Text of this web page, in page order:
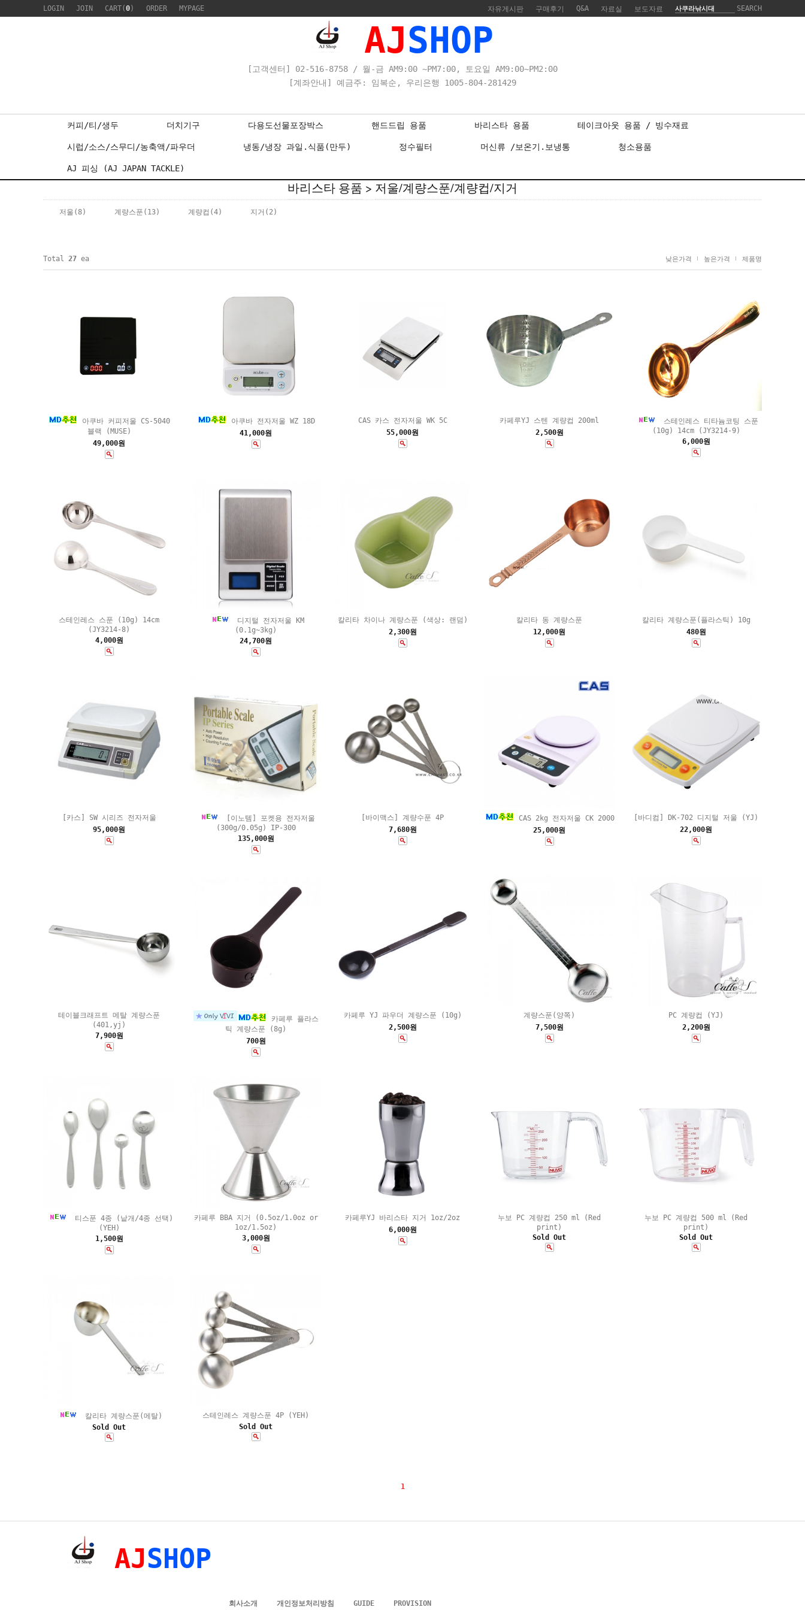
LOGIN JOIN CART(0) ORDER MYPAGE 자유게시판 구매후기 Q&A 자료실 보도자료 SEARCH
AJSHOP
[고객센터] 02-516-8758 / 월-금 AM9:00 ~PM7:00, 토요일 AM9:00~PM2:00
[계좌안내] 예금주: 임복순, 우리은행 1005-804-281429
커피/티/생두 더치기구 다용도선물포장박스 핸드드립 용품 바리스타 용품 테이크아웃 용품 / 빙수재료
시럽/소스/스무디/농축액/파우더 냉동/냉장 과일.식품(만두) 정수필터 머신류 /보온기.보냉통 청소용품
AJ 피싱 (AJ JAPAN TACKLE)
바리스타 용품 > 저울/계량스푼/계량컵/지거
저울 (8) 계량스푼 (13) 계량컵 (4) 지거 (2)
Total 27 ea 낮은가격 높은가격 제품명
아쿠바 커피저울 CS-5040
블랙 (MUSE)
49,000원
아쿠바 전자저울 WZ 18D
41,000원
CAS 카스 전자저울 WK 5C
55,000원
카페루YJ 스텐 계량컵 200ml
2,500원
스테인레스 티타늄코팅 스푼
(10g) 14cm (JY3214-9)
6,000원
스테인레스 스푼 (10g) 14cm
(JY3214-8)
4,000원
디지털 전자저울 KM
(0.1g~3kg)
24,700원
칼리타 차이나 계량스푼 (색상: 랜덤)
2,300원
칼리타 동 계량스푼
12,000원
칼리타 계량스푼(플라스틱) 10g
480원
[카스] SW 시리즈 전자저울
95,000원
[이노템] 포켓용 전자저울
(300g/0.05g) IP-300
135,000원
[바이맥스] 계량수푼 4P
7,680원
CAS 2kg 전자저울 CK 2000
25,000원
[바디컴] DK-702 디지털 저울 (YJ)
22,000원
테이블크래프트 메탈 계량스푼
(401,yj)
7,900원
카페루 플라스
틱 계량스푼 (8g)
700원
카페루 YJ 파우더 계량스푼 (10g)
2,500원
계량스푼(양쪽)
7,500원
PC 계량컵 (YJ)
2,200원
티스푼 4종 (낱개/4종 선택)
(YEH)
1,500원
카페루 BBA 지거 (0.5oz/1.0oz or
1oz/1.5oz)
3,000원
카페루YJ 바리스타 지거 1oz/2oz
6,000원
누보 PC 계량컵 250 ml (Red
print)
Sold Out
누보 PC 계량컵 500 ml (Red
print)
Sold Out
칼리타 계량스푼(메탈)
Sold Out
스테인레스 계량스푼 4P (YEH)
Sold Out
1
AJSHOP
회사소개 개인정보처리방침 GUIDE PROVISION